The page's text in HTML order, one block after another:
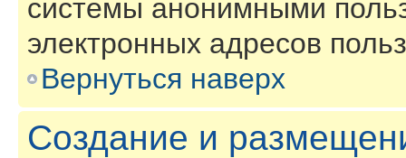
системы анонимными
электронных адресов
Вернуться наверх
Создание и